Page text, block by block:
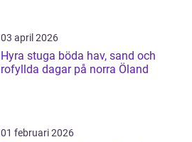
03 april 2026
Hyra stuga böda hav, sand och
rofyllda dagar på norra Öland
01 februari 2026